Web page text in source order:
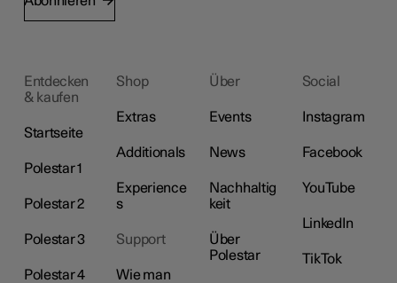
Entdecken
& kaufen
Startseite
Polestar 1
Polestar 2
Polestar 3
Polestar 4
Shop
Extras
Additionals
Experience
s
Support
Wie man
Über
Events
News
Nachhaltig
keit
Über
Polestar
Social
Instagram
Facebook
YouTube
LinkedIn
TikTok